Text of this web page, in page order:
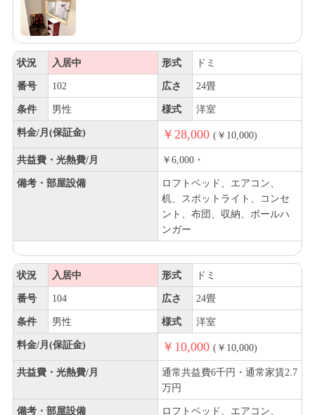
状況 入居中 形式 ドミ
番号 102 広さ 24畳
条件 男性 様式 洋室
料金/月(保証金) ￥28,000 (￥10,000)
共益費・光熱費/月 ￥6,000・
備考・部屋設備
ロフトベッド、エアコン、
机、スポットライト、コンセ
ント、布団、収納、ポールハ
ンガー
状況 入居中 形式 ドミ
番号 104 広さ 24畳
条件 男性 様式 洋室
料金/月(保証金) ￥10,000 (￥10,000)
共益費・光熱費/月
通常共益費6千円・通常家賃2.7
万円
備考・部屋設備 ロフトベッド、エアコン、